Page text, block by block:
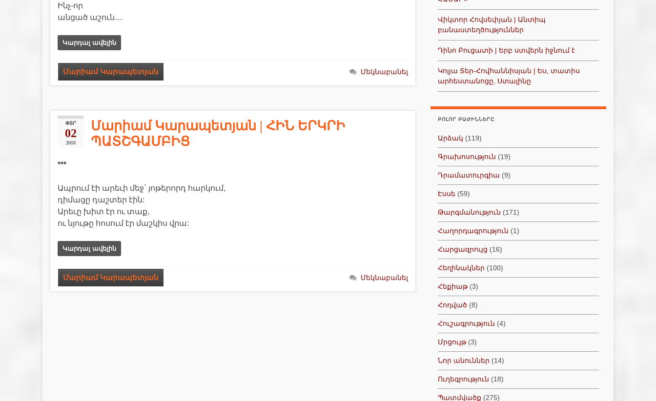
Ինչ-որ
անցած աշուն…
Կարդալ ավելին
Մարիամ Կարապետյան Մեկնաբանել
ՓՏՐ
02
2010
Մարիամ Կարապետյան | ՀԻՆ ԵՐԿՐԻ
ՊԱՏՇԳԱՄԲԻՑ
***
Ապրում էի արեւի մեջ` յոթերորդ հարկում,
դիմացը դաշտեր էին:
Արեւը խիտ էր ու տաք,
ու նյութը հոսում էր մաշկիս վրա:
Կարդալ ավելին
Մարիամ Կարապետյան Մեկնաբանել
Վիկտոր Հովսեփյան | Անտիպ
բանաստեղծություններ
Դինո Բուցատի | Երբ ստվերն իջնում է
Կոլյա Տեր-Հովհաննիսյան | Ես, տատիս
արհեստանոցը, Ստալինը
ԲՈԼՈՐ ԲԱԺԻՆՆԵՐԸ
Արձակ (119)
Գրախոսություն (19)
Դրամատուրգիա (9)
Էսսե (59)
Թարգմանություն (171)
Հաղորդագրություն (1)
Հարցազրույց (16)
Հեղինակներ (100)
Հեքիաթ(3)
Հոդված (8)
Հուշագրություն (4)
Մրցույթ(3)
Նոր անուններ (14)
Ուղեգրություն (18)
Պատմվածք (275)